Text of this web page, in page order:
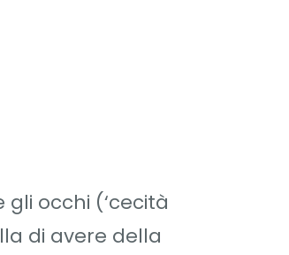
occhi (‘cecità
di avere della